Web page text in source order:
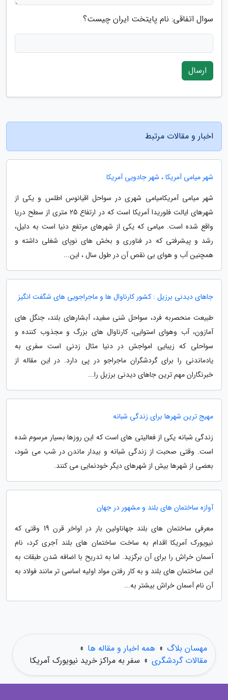
سوال اتفاقی: نام پایتخت ایران چیست؟
ارسال
اخبار و مقالات مرتبط
شهر میامی آمریکا ، شهر جادویی آمریکا
شهر میامی آمریکامیامی شهری در سواحل اقیانوس اطلس و یکی از
شهرهای ایالت فلوریدا آمریکا است که در ارتفاع 25 متری از سطح دریا
واقع شده است. میامی که یکی از شهرهای مرتفع دنیا است به دلیل،
رشد و پیشرفتی که در فناوری و بخش های نوپای شغلی داشته و
همچنین آب و هوای بی نقص آن در طول سال ، این...
جاهای دیدنی برزیل : کشور کارناوال ها و ماجراجویی های شگفت انگیز
طبیعت منحصربه فرد، سواحل شنی سفید، آبشارهای بلند، جنگل های
آمازون، آب وهوای استوایی، کارناوال های بزرگ و مجذوب کننده و
سواحلی که زیبایی امواجش در دنیا مثال زدنی است سفری به
یادماندنی را برای گردشگران ماجراجو در پی دارد. در این مقاله از
خبرنگاران مهم ترین جاهای دیدنی برزیل را...
مهیج ترین شهرها برای زندگی شبانه
زندگی شبانه یکی از فعالیتی های است که این روزها بسیار مرسوم شده
است. وقتی صحبت از زندگی شبانه و بیدار ماندن در شب می شود،
بعضی از شهرها بیش از شهرهای دیگر خودنمایی می کنند.
آوازه ساختمان های بلند و مشهور در جهان
معرفی ساختمان های بلند جهاناولین بار در اواخر قرن 19 وقتی که
نیویورک آمریکا اقدام به ساخت ساختمان های بلند آجری کرد، نام
آسمان خراش را برای آن برگزید. اما به تدریح با اضافه شدن طبقات به
این ساختمان های بلند و به کار رفتن مواد اولیه اساسی تر مانند فولاد به
آن نام آسمان خراش بیشتر به...
مهسان بلاگ » همه اخبار و مقاله ها »
مقالات گردشگری » سفر به مراکز خرید نیویورک آمریکا